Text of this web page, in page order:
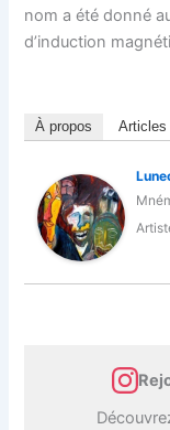
nom a été donné
d’induction
À propos Articles